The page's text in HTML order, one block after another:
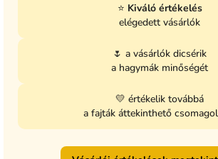
⭐ Kiváló értékelés
elégedett vásárlók
🌷 a vásárlók dicsérik
a hagymák minőségét
💛 értékelik továbbá
a fajták áttekinthető